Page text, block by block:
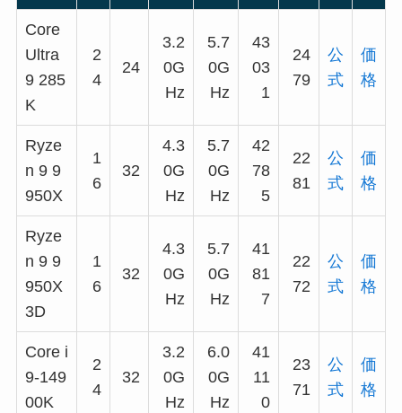
Core
Ultra
9 285
K
2
4
24
3.2
0G
Hz
5.7
0G
Hz
43
03
1
24
79
公
式
価
格
Ryze
n 9 9
950X
1
6
32
4.3
0G
Hz
5.7
0G
Hz
42
78
5
22
81
公
式
価
格
Ryze
n 9 9
950X
3D
1
6
32
4.3
0G
Hz
5.7
0G
Hz
41
81
7
22
72
公
式
価
格
Core i
9-149
00K
2
4
32
3.2
0G
Hz
6.0
0G
Hz
41
11
0
23
71
公
式
価
格